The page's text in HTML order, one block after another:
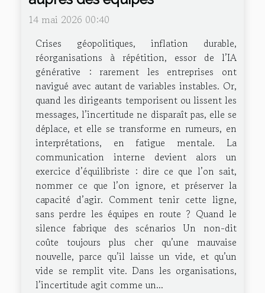
14 mai 2026 00:40
Crises géopolitiques, inflation durable,
réorganisations à répétition, essor de l’IA
générative : rarement les entreprises ont
navigué avec autant de variables instables. Or,
quand les dirigeants temporisent ou lissent les
messages, l’incertitude ne disparaît pas, elle se
déplace, et elle se transforme en rumeurs, en
interprétations, en fatigue mentale. La
communication interne devient alors un
exercice d’équilibriste : dire ce que l’on sait,
nommer ce que l’on ignore, et préserver la
capacité d’agir. Comment tenir cette ligne,
sans perdre les équipes en route ? Quand le
silence fabrique des scénarios Un non-dit
coûte toujours plus cher qu’une mauvaise
nouvelle, parce qu’il laisse un vide, et qu’un
vide se remplit vite. Dans les organisations,
l’incertitude agit comme un...